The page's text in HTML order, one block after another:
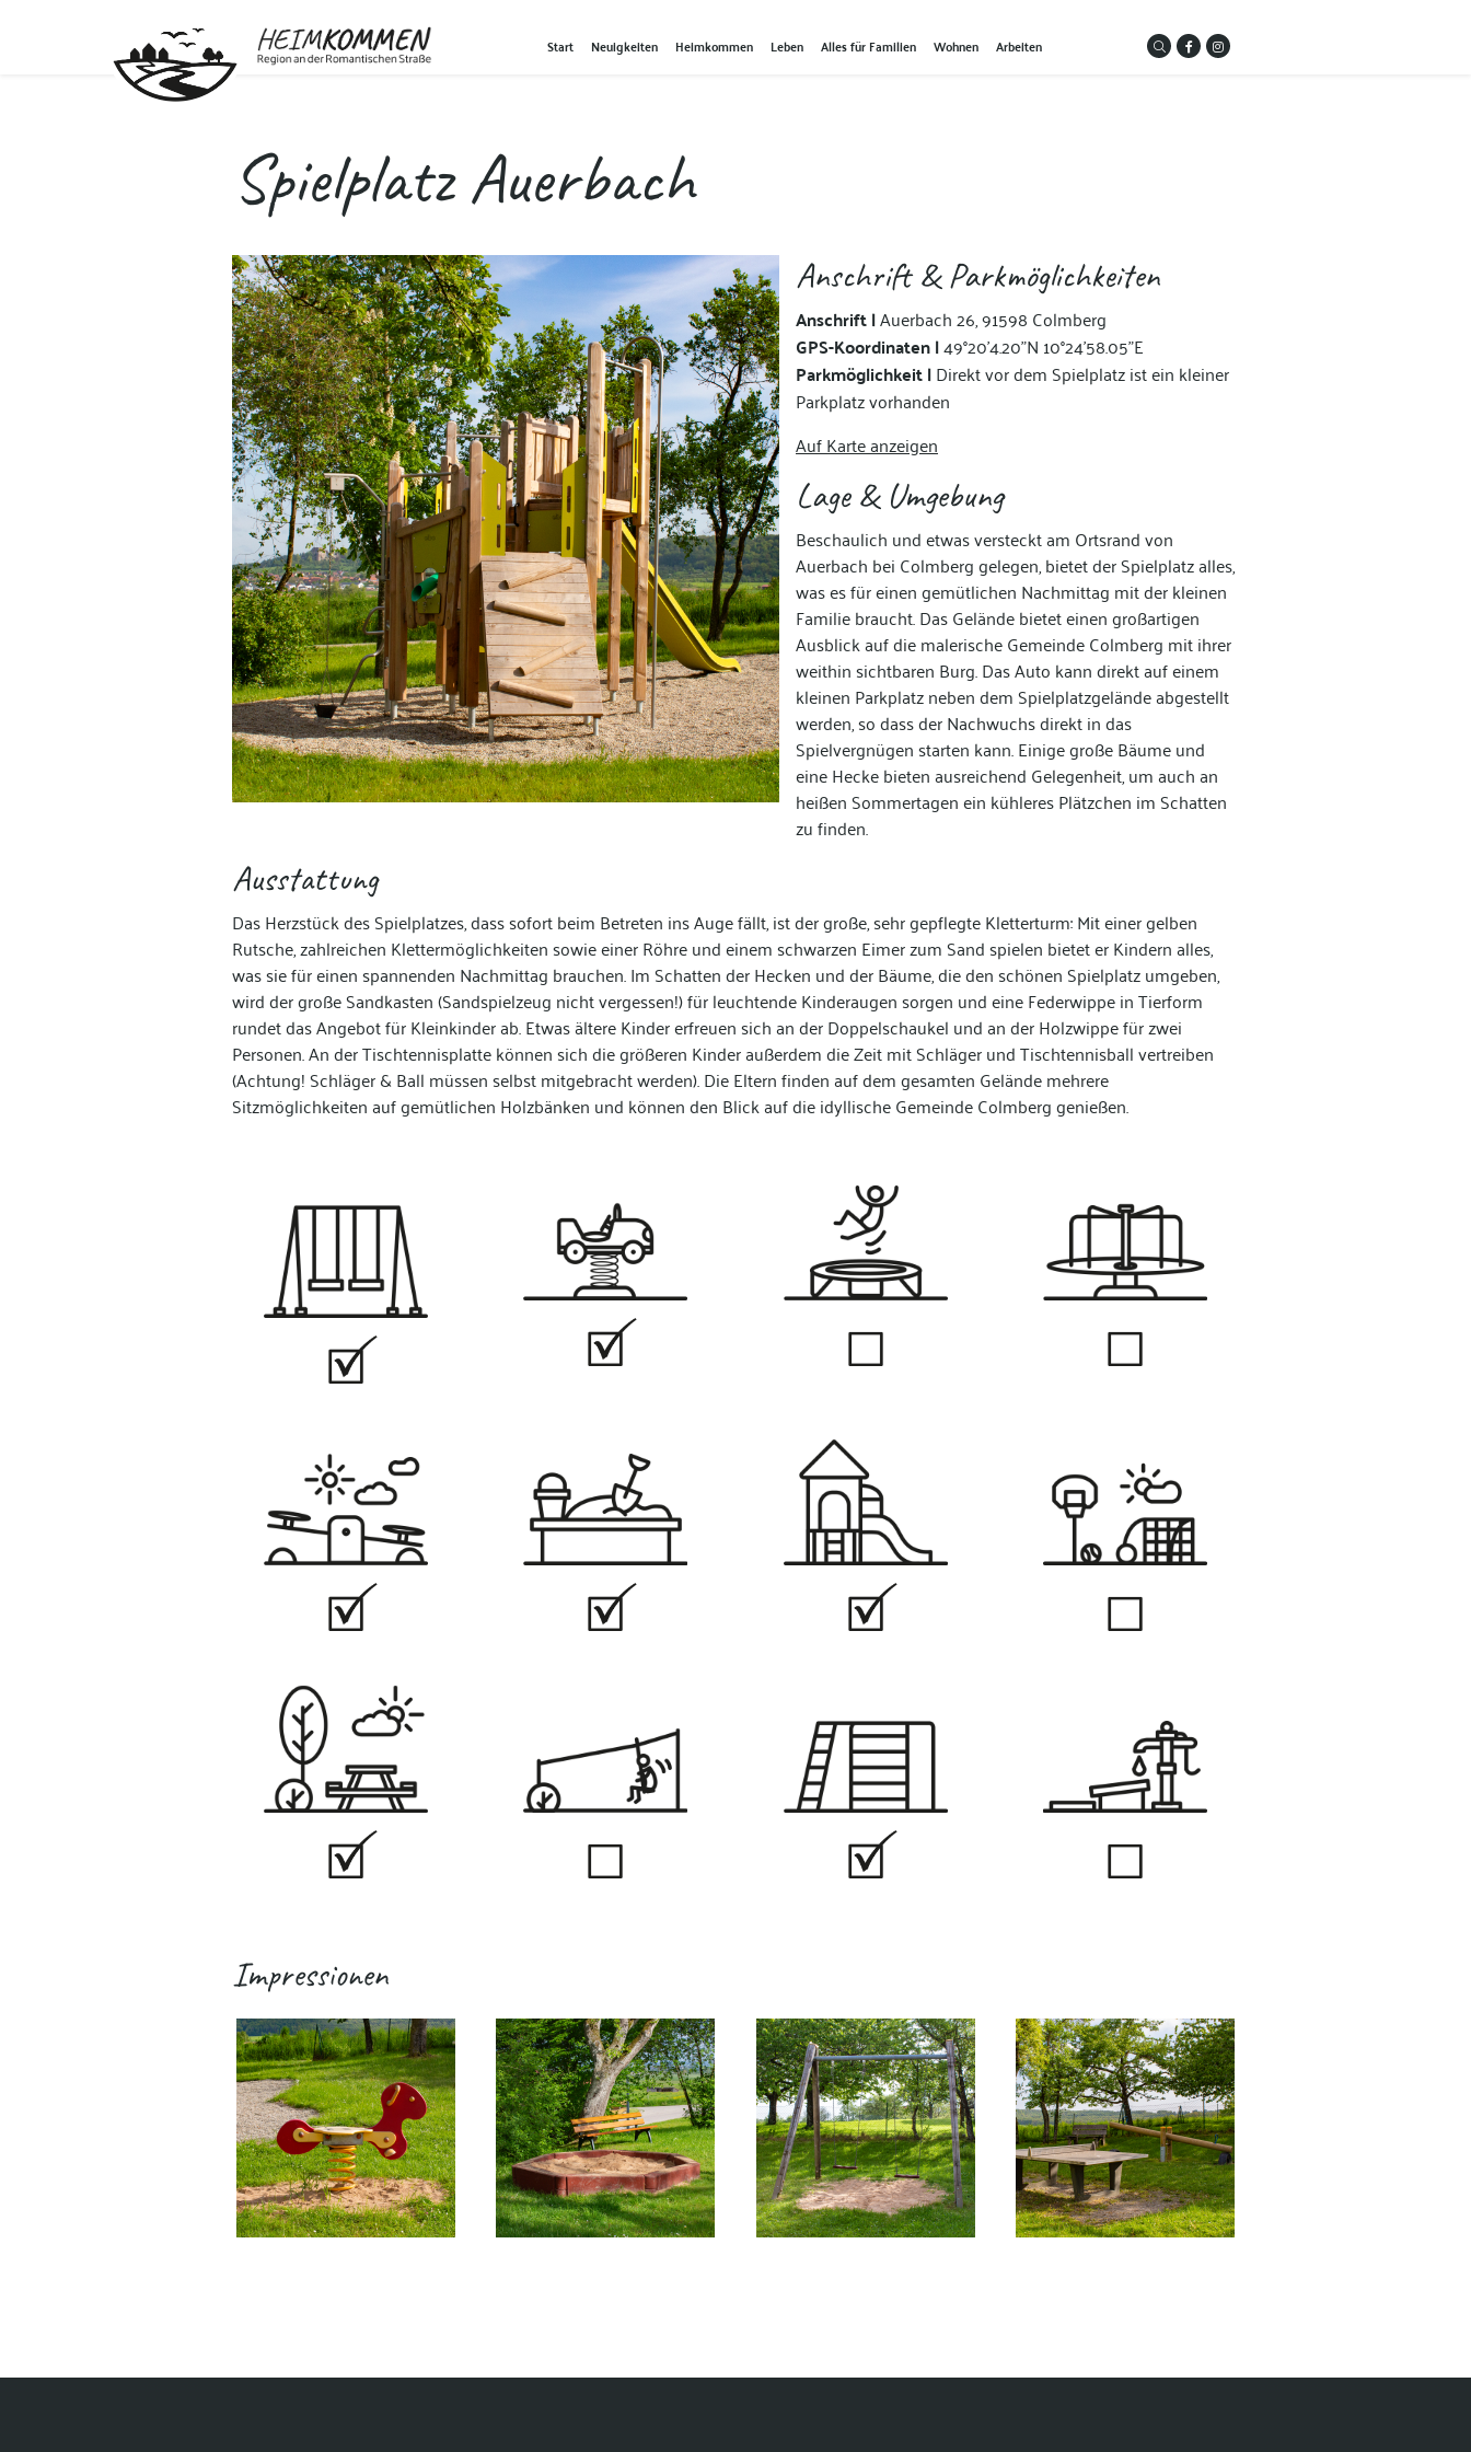
Start Neuigkeiten Heimkommen Leben Alles für Familien Wohnen Arbeiten
Spielplatz Auerbach
Anschrift & Parkmöglichkeiten
Anschrift |Auerbach 26, 91598 Colmberg
GPS-Koordinaten |49°20'4.20"N 10°24'58.05"E
Parkmöglichkeit |Direkt vor dem Spielplatz ist ein kleiner
Parkplatz vorhanden
Auf Karte anzeigen
Lage & Umgebung
Beschaulich und etwas versteckt am Ortsrand von
Auerbach bei Colmberg gelegen, bietet der Spielplatz alles,
was es für einen gemütlichen Nachmittag mit der kleinen
Familie braucht. Das Gelände bietet einen großartigen
Ausblick auf die malerische Gemeinde Colmberg mit ihrer
weithin sichtbaren Burg. Das Auto kann direkt auf einem
kleinen Parkplatz neben dem Spielplatzgelände abgestellt
werden, so dass der Nachwuchs direkt in das
Spielvergnügen starten kann. Einige große Bäume und
eine Hecke bieten ausreichend Gelegenheit, um auch an
heißen Sommertagen ein kühleres Plätzchen im Schatten
zu finden.
Ausstattung
Das Herzstück des Spielplatzes, dass sofort beim Betreten ins Auge fällt, ist der große, sehr gepflegte Kletterturm: Mit einer gelben
Rutsche, zahlreichen Klettermöglichkeiten sowie einer Röhre und einem schwarzen Eimer zum Sand spielen bietet er Kindern alles,
was sie für einen spannenden Nachmittag brauchen. Im Schatten der Hecken und der Bäume, die den schönen Spielplatz umgeben,
wird der große Sandkasten (Sandspielzeug nicht vergessen!) für leuchtende Kinderaugen sorgen und eine Federwippe in Tierform
rundet das Angebot für Kleinkinder ab. Etwas ältere Kinder erfreuen sich an der Doppelschaukel und an der Holzwippe für zwei
Personen. An der Tischtennisplatte können sich die größeren Kinder außerdem die Zeit mit Schläger und Tischtennisball vertreiben
(Achtung! Schläger & Ball müssen selbst mitgebracht werden). Die Eltern finden auf dem gesamten Gelände mehrere
Sitzmöglichkeiten auf gemütlichen Holzbänken und können den Blick auf die idyllische Gemeinde Colmberg genießen.
Impressionen.